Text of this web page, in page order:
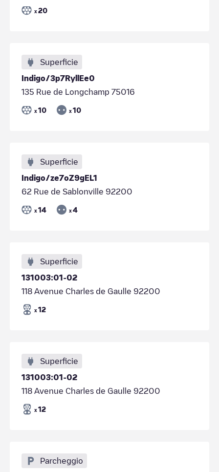
x 20
Superficie
Indigo/3p7RyllEe0
135 Rue de Longchamp 75016
x 10 x 10
Superficie
Indigo/ze7oZ9gEL1
62 Rue de Sablonville 92200
x 14 x 4
Superficie
131003:01-02
118 Avenue Charles de Gaulle 92200
x 12
Superficie
131003:01-02
118 Avenue Charles de Gaulle 92200
x 12
Parcheggio